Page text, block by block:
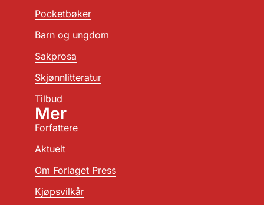
Pocketbøker
Barn og ungdom
Sakprosa
Skjønnlitteratur
Tilbud
Mer
Forfattere
Aktuelt
Om Forlaget Press
Kjøpsvilkår